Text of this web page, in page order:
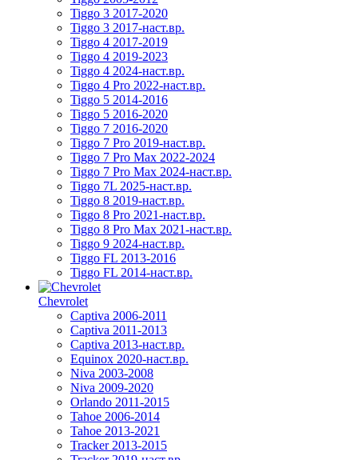
Tiggo 3 2017-2020
Tiggo 3 2017-наст.вр.
Tiggo 4 2017-2019
Tiggo 4 2019-2023
Tiggo 4 2024-наст.вр.
Tiggo 4 Pro 2022-наст.вр.
Tiggo 5 2014-2016
Tiggo 5 2016-2020
Tiggo 7 2016-2020
Tiggo 7 Pro 2019-наст.вр.
Tiggo 7 Pro Max 2022-2024
Tiggo 7 Pro Max 2024-наст.вр.
Tiggo 7L 2025-наст.вр.
Tiggo 8 2019-наст.вр.
Tiggo 8 Pro 2021-наст.вр.
Tiggo 8 Pro Max 2021-наст.вр.
Tiggo 9 2024-наст.вр.
Tiggo FL 2013-2016
Tiggo FL 2014-наст.вр.
Chevrolet
Captiva 2006-2011
Captiva 2011-2013
Captiva 2013-наст.вр.
Equinox 2020-наст.вр.
Niva 2003-2008
Niva 2009-2020
Orlando 2011-2015
Tahoe 2006-2014
Tahoe 2013-2021
Tracker 2013-2015